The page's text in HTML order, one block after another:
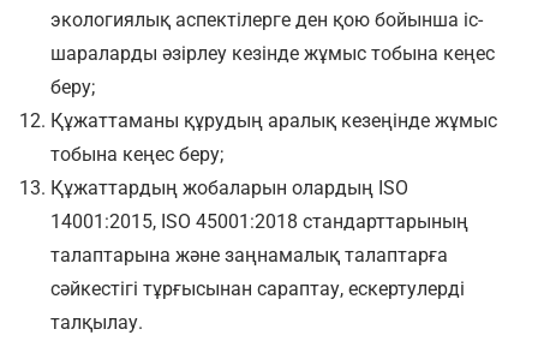
экологиялық аспектілерге ден қою бойынша іс-
шараларды әзірлеу кезінде жұмыс тобына кеңес
беру;
Құжаттаманы құрудың аралық кезеңінде жұмыс
тобына кеңес беру;
Құжаттардың жобаларын олардың ISO
14001:2015, ISO 45001:2018 стандарттарының
талаптарына және заңнамалық талаптарға
сәйкестігі тұрғысынан сараптау, ескертулерді
талқылау.